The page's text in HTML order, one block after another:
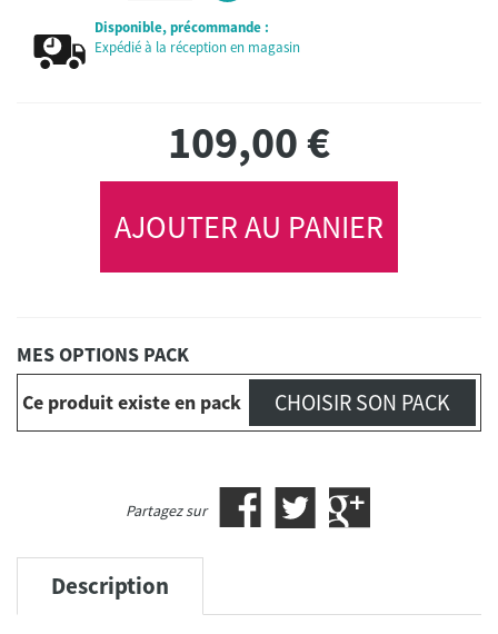
Disponible, précommande :
Expédié à la réception en magasin
109,00€
AJOUTER AU PANIER
MES OPTIONS PACK
Ce produit existe en pack
CHOISIR SON PACK
Partagez sur
Description